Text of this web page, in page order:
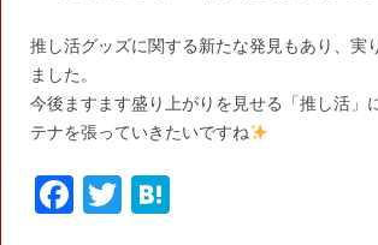
推し活グッズに関する新たな発見もあり、実
ました。
今後ますます盛り上がりを見せる「推し活」
テナを張っていきたいですね
F
T